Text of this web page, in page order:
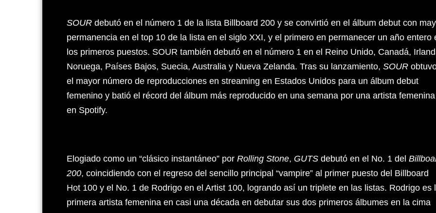
SOUR debutó en el número 1 de la lista Billboard 200 y se convirtió en el álbum debut con
permanencia en el top 10 de la lista en el siglo XXI, y el primero en permanecer un año entero
los primeros puestos. SOUR también debutó en el número 1 en el Reino Unido, Canadá,
Noruega, Países Bajos, Suecia, Australia y Nueva Zelanda. Tras su lanzamiento, SOUR
el mayor número de reproducciones en streaming en Estados Unidos para un álbum debut
femenino y batió el récord del álbum más reproducido en una semana por una artista femenina
en Spotify.
Elogiado como un “clásico instantáneo” por Rolling Stone, GUTS debutó en el No. 1 del
200, coincidiendo con el regreso del sencillo principal “vampire” al primer puesto del Billboard
Hot 100 y el No. 1 de Rodrigo en el Artist 100, logrando así un triplete en las listas. Rodrigo es
primera artista femenina en casi una década en debutar sus dos primeros álbumes en la cima